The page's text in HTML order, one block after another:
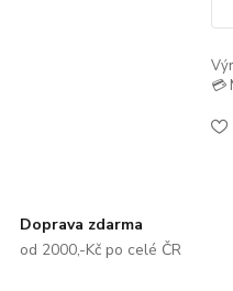
💳
Doprava zdarma
od 2000,-Kč po celé ČR